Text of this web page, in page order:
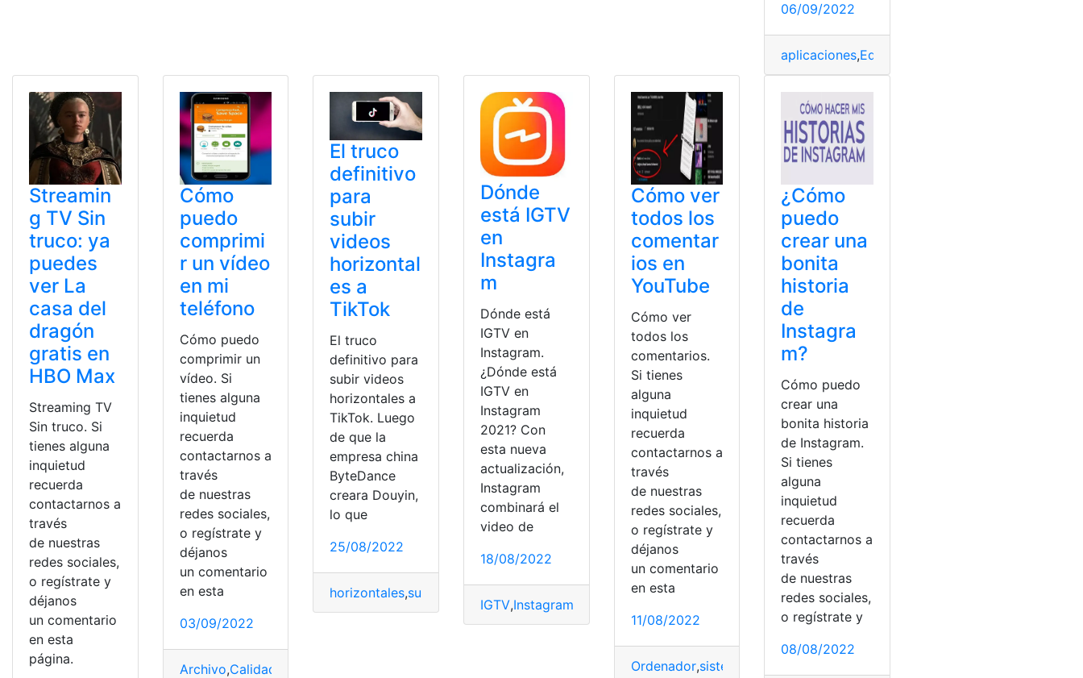
06/09/2022
aplicaciones,Editar
Streamin
g TV Sin
truco: ya
puedes
ver La
casa del
dragón
gratis en
HBO Max
Streaming TV
Sin truco. Si
tienes alguna
inquietud
recuerda
contactarnos a
través
de nuestras
redes sociales,
o regístrate y
déjanos
un comentario
en esta
página.
Cómo
puedo
comprimi
r un vídeo
en mi
teléfono
Cómo puedo
comprimir un
vídeo. Si
tienes alguna
inquietud
recuerda
contactarnos a
través
de nuestras
redes sociales,
o regístrate y
déjanos
un comentario
en esta
03/09/2022
Archivo,Calidad
El truco
definitivo
para
subir
videos
horizontal
es a
TikTok
El truco
definitivo para
subir videos
horizontales a
TikTok. Luego
de que la
empresa china
ByteDance
creara Douyin,
lo que
25/08/2022
horizontales,subir
Dónde
está IGTV
en
Instagra
m
Dónde está
IGTV en
Instagram.
¿Dónde está
IGTV en
Instagram
2021? Con
esta nueva
actualización,
Instagram
combinará el
video de
18/08/2022
IGTV,Instagram
Cómo ver
todos los
comentar
ios en
YouTube
Cómo ver
todos los
comentarios.
Si tienes
alguna
inquietud
recuerda
contactarnos a
través
de nuestras
redes sociales,
o regístrate y
déjanos
un comentario
en esta
11/08/2022
Ordenador,sistema
¿Cómo
puedo
crear una
bonita
historia
de
Instagra
m?
Cómo puedo
crear una
bonita historia
de Instagram.
Si tienes
alguna
inquietud
recuerda
contactarnos a
través
de nuestras
redes sociales,
o regístrate y
08/08/2022